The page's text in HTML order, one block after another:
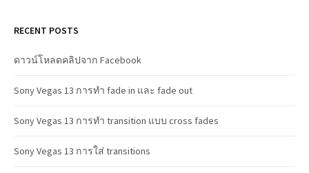
RECENT POSTS
ดาวน์โหลดคลิปจาก Facebook
Sony Vegas 13 การทำ fade in และ fade out
Sony Vegas 13 การทำ transition แบบ cross fades
Sony Vegas 13 การใส่ transitions